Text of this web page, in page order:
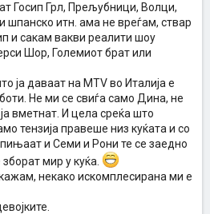
Госип Грл, Прељубници, Волци,
шпанско итн. ама не вреѓам, ствар
и сакам вакви реалити шоу
Шор, Големиот брат или
ја даваат на MTV во Италија е
Не ми се свиѓа само Дина, не
вметнат. И цела среќа што
тензија правеше низ куќата и со
и Семи и Рони те се заедно
мир у куќа.
некако искомплесирана ми е